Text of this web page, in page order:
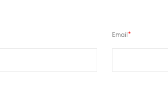
Email *